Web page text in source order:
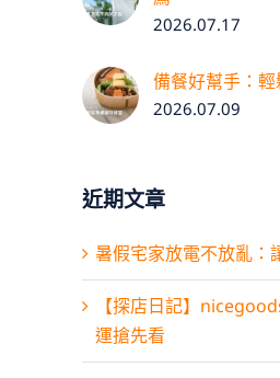
2026.07.17
備餐好幫手：
2026.07.09
近期文章
暑假宅家放電不放亂：
【探店日記】
運搶先看